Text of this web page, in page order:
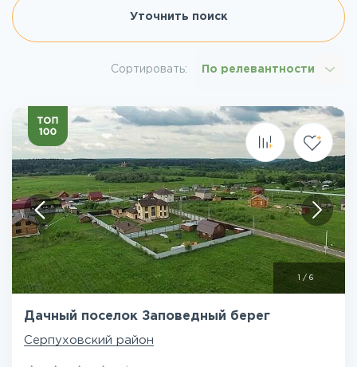
Уточнить поиск
Сортировать: По релевантности
/ 6
Дачный поселок Заповедный берег
Серпуховский район